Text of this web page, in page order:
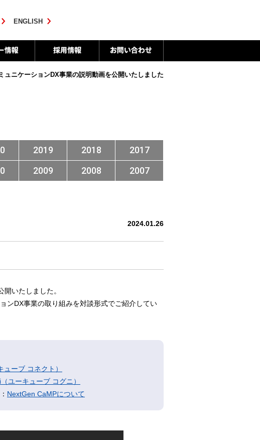
ENGLISH
ュニケーションDX事業の説明動画を公開いたしました
2019 2018
2017
2009 2008
2007
2024.01.26
いたしました。
ンDX事業の取り組みを対談形式でご紹介してい
ーブ コネクト）
ユーキューブ コグニ）
NextGen CaMPについて